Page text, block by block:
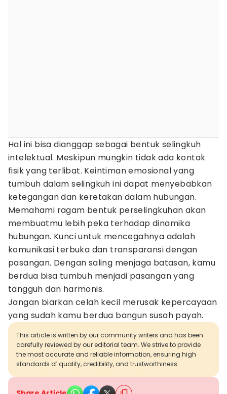
Hal ini bisa dianggap sebagai bentuk selingkuh
intelektual. Meskipun mungkin tidak ada kontak
fisik yang terlibat. Keintiman emosional yang
tumbuh dalam selingkuh ini dapat menyebabkan
ketegangan dan keretakan dalam hubungan.
Memahami ragam bentuk perselingkuhan akan
membuatmu lebih peka terhadap dinamika
hubungan. Kunci untuk mencegahnya adalah
komunikasi terbuka dan transparansi dengan
pasangan. Dengan saling menjaga batasan, kamu
berdua bisa tumbuh menjadi pasangan yang
tangguh dan harmonis.
Jangan biarkan celah kecil merusak kepercayaan
yang sudah kamu berdua bangun susah payah.
This article is written by our community writers and has been
carefully reviewed by our editorial team. We strive to provide
the most accurate and reliable information, ensuring high
standards of quality, credibility, and trustworthiness.